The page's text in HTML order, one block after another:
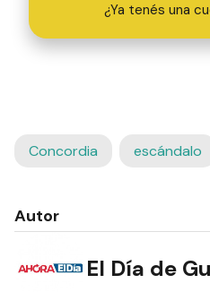
¿Ya tenés una
Concordia escándalo
Autor
El Día de